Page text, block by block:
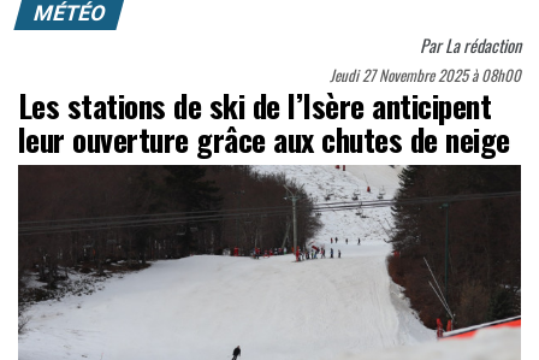
MÉTÉO
ParLa rédaction
Jeudi 27 Novembre 2025 à 08h00
Les stations de ski de l’Isère anticipent
leur ouverture grâce aux chutes de neige